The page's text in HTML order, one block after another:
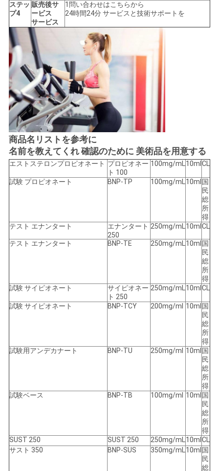
ステッ
プ4
販売後サ
ービス
サービス
1問い合わせはこちらから
24時間24分 サービスと技術サポートを
商品名リストを参考に
名前を教えてくれ 確認のために 美術品を用意する
エストステロンプロピオネート プロピオネー
ト 100
100mg/mL10mlCL
試験 プロピオネート BNP-TP 100mg/mL10ml国
民
総
所
得
テスト エナンタート
エナンタート
250
250mg/mL10mlCL
テスト エナンタート BNP-TE 250mg/mL10ml国
民
総
所
得
試験 サイピオネート
サイピオネー
ト 250
250mg/mL10mlCL
試験 サイピオネート BNP-TCY 200mg/ml 10ml国
民
総
所
得
試験用アンデカナート
BNP-TU 250mg/ml 10ml国
民
総
所
得
試験ベース
BNP-TB 100mg/ml 10ml国
民
総
所
得
SUST 250
SUST 250 250mg/mL10mlCL
サスト 350
BNP-SUS 350mg/mL10ml国
民
総